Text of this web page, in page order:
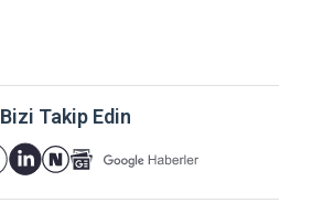
Bizi Takip Edin